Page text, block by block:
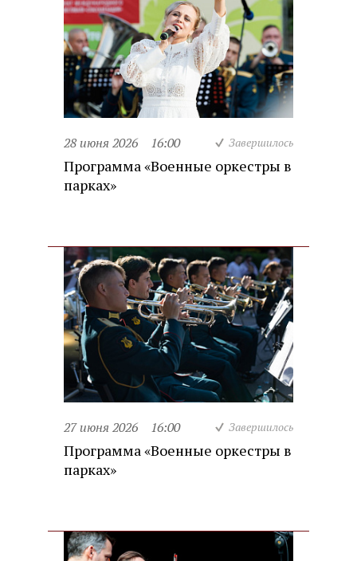
28 июня 2026 16:00 Завершилось
Программа «Военные оркестры в
парках»
27 июня 2026 16:00 Завершилось
Программа «Военные оркестры в
парках»